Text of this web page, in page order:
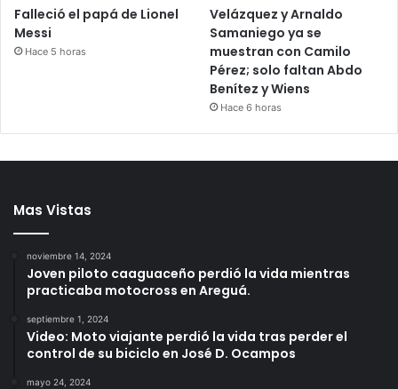
Falleció el papá de Lionel
Messi
Hace 5 horas
Velázquez y Arnaldo
Samaniego ya se
muestran con Camilo
Pérez; solo faltan Abdo
Benítez y Wiens
Hace 6 horas
Mas Vistas
noviembre 14, 2024
Joven piloto caaguaceño perdió la vida mientras
practicaba motocross en Areguá.
septiembre 1, 2024
Video: Moto viajante perdió la vida tras perder el
control de su biciclo en José D. Ocampos
mayo 24, 2024